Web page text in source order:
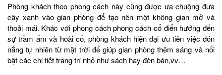
Phòng khách theo phong cách này cũng được ưa chuộng đưa
cây xanh vào gian phòng để tạo nên một không gian mở và
thoải mái. Khác với phong cách phong cách cổ điển hướng đến
sự trầm ấm và hoài cổ, phòng khách hiện đại ưu tiên việc đón
nắng tự nhiên từ mặt trời để giúp gian phòng thêm sáng và nổi
bật các chi tiết trang trí nhỏ như sách hay đèn bàn,vv…